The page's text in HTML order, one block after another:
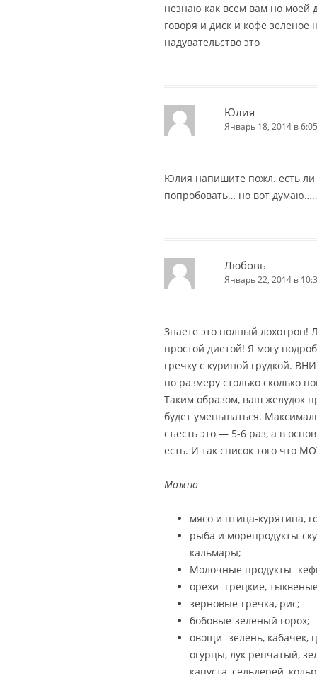
незнаю как всем вам но моей
говоря и диск и кофе зеленое
надувательство это
Юлия
Январь 18, 2014 в
Юлия напишите пожл. есть ли
попробовать… но вот
Любовь
Январь 22, 2014 в
Знаете это полный лохотрон!
простой диетой! Я могу
гречку с куриной грудкой.
по размеру столько сколько
Таким образом, ваш желудок
будет уменьшаться.
съесть это — 5-6 раз, а в
есть. И так список того что
Можно
мясо и птица-курятина,
рыба и морепродукты-
кальмары;
Молочные продукты-
орехи- грецкие,
зерновые-гречка, рис;
бобовые-зеленый горох;
овощи- зелень, кабачек,
огурцы, лук репчатый,